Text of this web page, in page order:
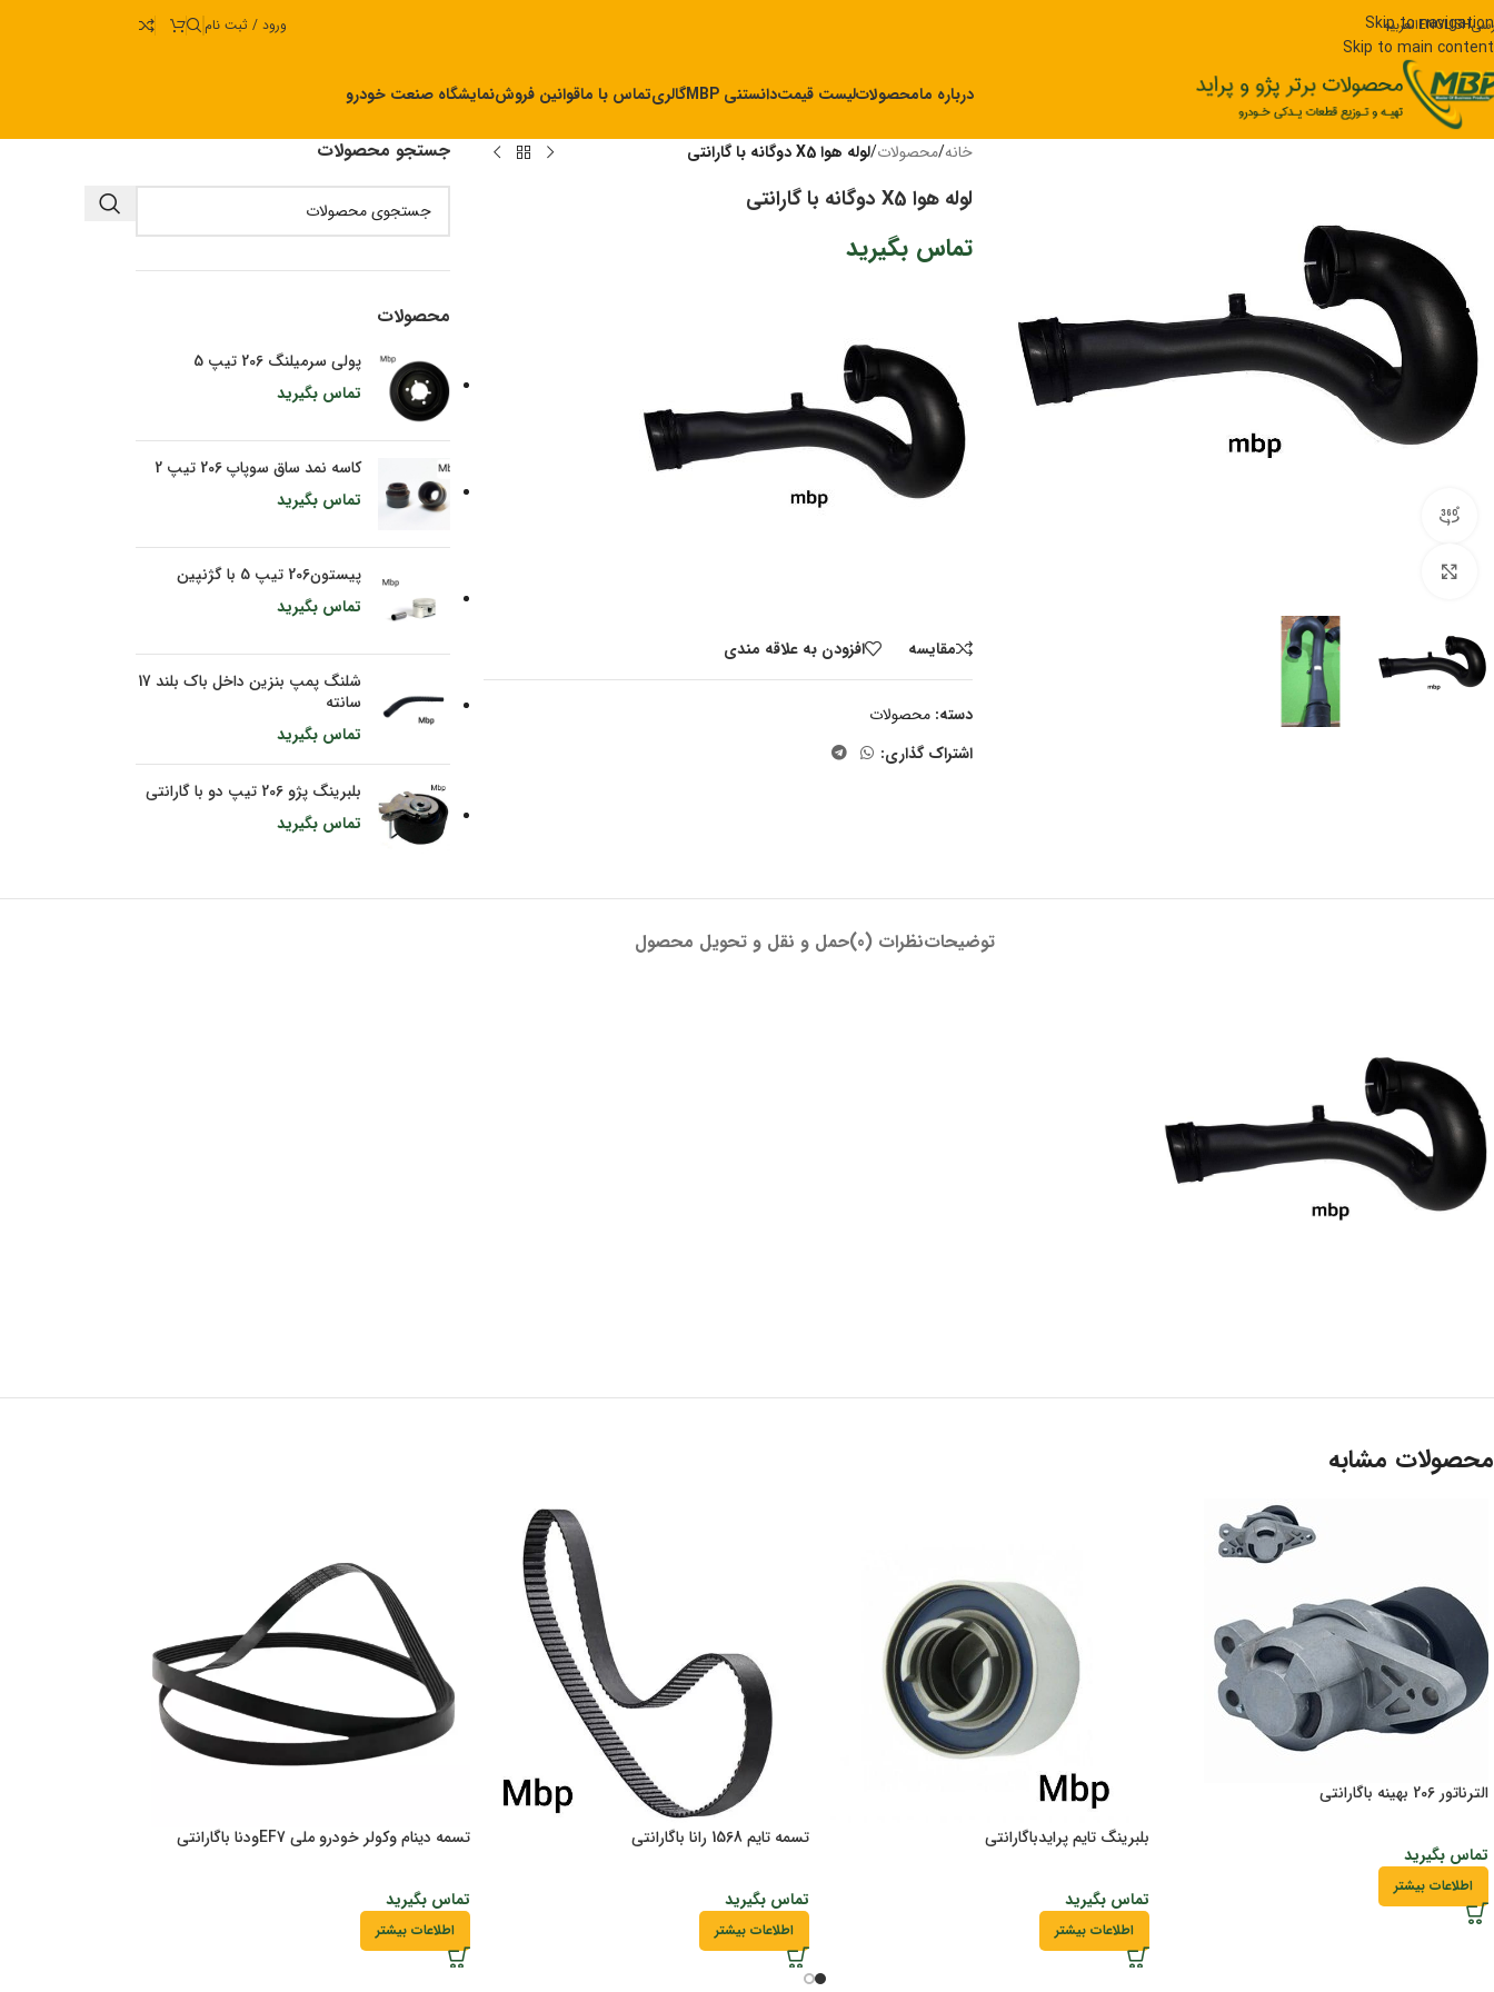
Skip to navigation
Skip to main content
ENGLISHالعربیه ورود / ثبت نام
درباره مامحصولاتلیست قیمتدانستنی MBP گالریتماس با ماقوانین فروشنمایشگاه صنعت خودرو
خانه/محصولات/لوله هوا X5 دوگانه با گارانتی
لوله هوا X5 دوگانه با گارانتی
تماس بگیرید
مقايسه افزودن به علاقه مندی
دسته: محصولات
اشتراک گذاری:
جستجو محصولات
محصولات
پولی سرمیلنگ 206 تیپ 5
تماس بگیرید
کاسه نمد ساق سوپاپ 206 تیپ 2
تماس بگیرید
پیستون206 تیپ 5 با گژنپین
تماس بگیرید
شلنگ پمپ بنزین داخل باک بلند 17
سانته
تماس بگیرید
بلبرینگ پژو 206 تیپ دو با گارانتی
تماس بگیرید
توضیحاتنظرات (0) حمل و نقل و تحویل محصول
محصولات مشابه
الترناتور 206 بهینه باگارانتی
تماس بگیرید
اطلاعات بیشتر
بلبرینگ تایم پرایدباگارانتی
تماس بگیرید
اطلاعات بیشتر
تسمه تایم 1568 رانا باگارانتی
تماس بگیرید
اطلاعات بیشتر
تسمه دینام وکولر خودرو ملی EF7ودنا باگارانتی
تماس بگیرید
اطلاعات بیشتر